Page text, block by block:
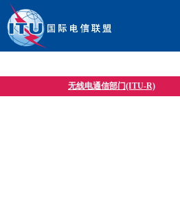
无线电通信部门(ITU-R)